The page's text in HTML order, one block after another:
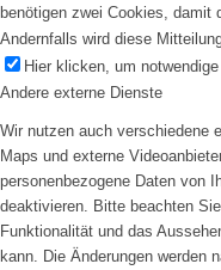
benötigen zwei Cookies, damit
Andernfalls wird diese
Hier klicken, um
Andere externe Dienste
Wir nutzen auch verschiedene
Maps und externe
personenbezogene Daten von
deaktivieren. Bitte beachten
Funktionalität und das
kann. Die Änderungen werden